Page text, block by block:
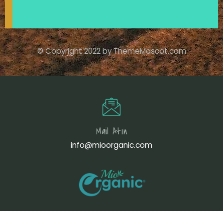
© Copyright 2022 by ThemeMascot.com
Mail Atın
info@mioorganic.com